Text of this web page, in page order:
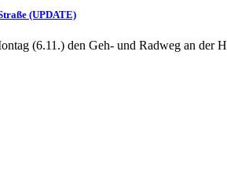
(UPDATE)
(6.11.) den Geh- und Radweg an